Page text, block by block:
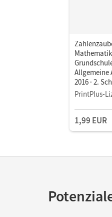
Allgemeine
2016 · 2.
Schulbuch
PrintPlus-
1,99 EUR